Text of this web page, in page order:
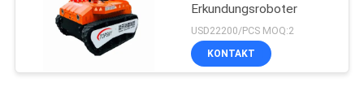
Erkundungsroboter
USD22200/PCS MOQ:2
KONTAKT